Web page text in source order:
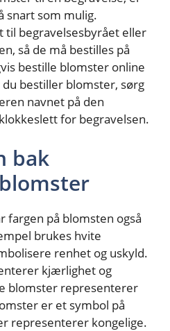
snart som mulig.
til begravelsesbyrået eller
så de må bestilles på
bestille blomster online
bestiller blomster, sørg
navnet på den
for begravelsen.
bak
fargen på blomsten også
brukes hvite
renhet og uskyld.
kjærlighet og
blomster representerer
er et symbol på
representerer kongelige.